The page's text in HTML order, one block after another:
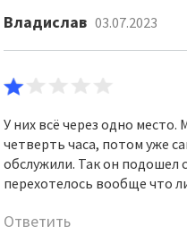
Владислав 03.07.2023
У них всё через одно
четверть часа, потом уже
обслужили. Так он
перехотелось вообще что
Ответить